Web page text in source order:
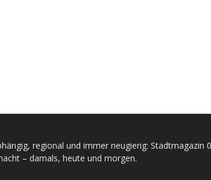
regional und immer neugierig:
– damals, heute und morgen.